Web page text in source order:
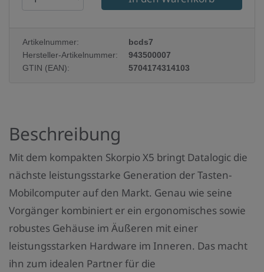
r
d
u
n
z
a
h
l
:
Artikelnummer:
bcds7
Hersteller-Artikelnummer:
943500007
GTIN (EAN):
5704174314103
Beschreibung
Mit dem kompakten Skorpio X5 bringt Datalogic die
nächste leistungsstarke Generation der Tasten-
Mobilcomputer auf den Markt. Genau wie seine
Vorgänger kombiniert er ein ergonomisches sowie
robustes Gehäuse im Äußeren mit einer
leistungsstarken Hardware im Inneren. Das macht
ihn zum idealen Partner für die